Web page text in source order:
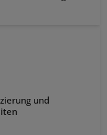
und